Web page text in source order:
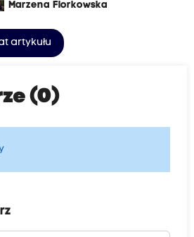
Marzena Florkowska
artykułu
(0)